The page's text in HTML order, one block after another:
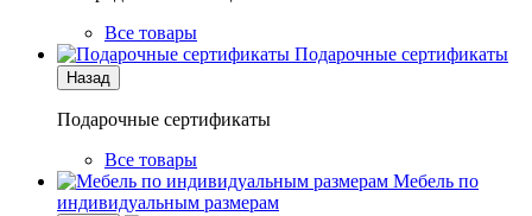
Все товары
Подарочные сертификаты
Назад
Подарочные сертификаты
Все товары
Мебель по
индивидуальным размерам